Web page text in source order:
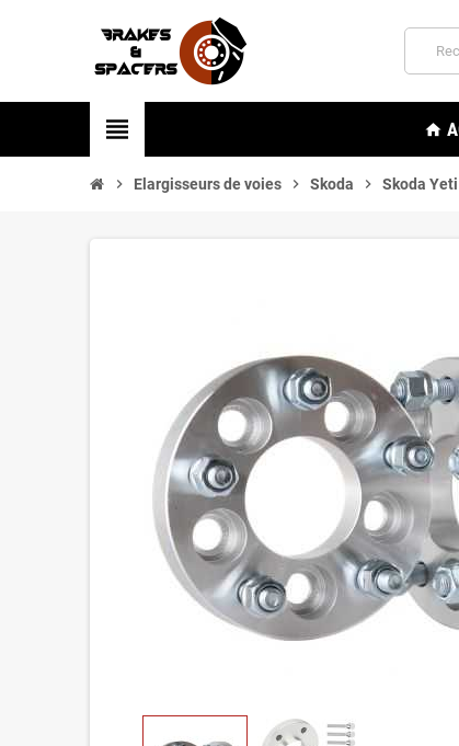
view_headline home
chevron_right Elargisseurs de voies chevron_right Skoda chevron_right Skoda